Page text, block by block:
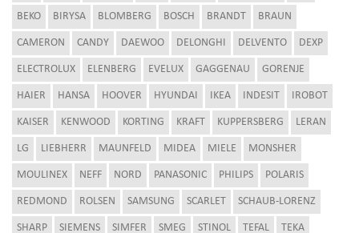
BEKO BIRYSA BLOMBERG BOSCH BRANDT BRAUN
CAMERON CANDY DAEWOO DELONGHI DELVENTO DEXP
ELECTROLUX ELENBERG EVELUX GAGGENAU GORENJE
HAIER HANSA HOOVER HYUNDAI IKEA INDESIT IROBOT
KAISER KENWOOD KORTING KRAFT KUPPERSBERG LERAN
LG LIEBHERR MAUNFELD MIDEA MIELE MONSHER
MOULINEX NEFF NORD PANASONIC PHILIPS POLARIS
REDMOND ROLSEN SAMSUNG SCARLET SCHAUB-LORENZ
SHARP SIEMENS SIMFER SMEG STINOL TEFAL TEKA